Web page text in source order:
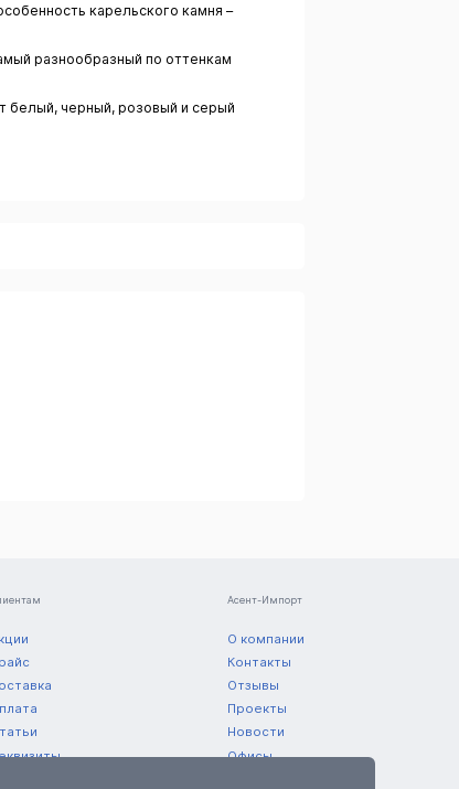
карельского камня –
разнообразный по оттенкам
белый, черный, розовый и серый
Асент-Импорт
О компании
Контакты
Отзывы
Проекты
Новости
Офисы